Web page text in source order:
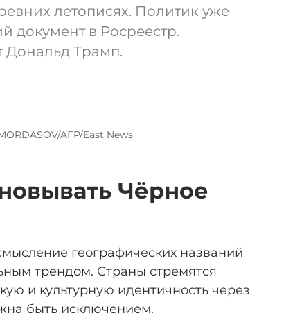
летописях. Политик уже
документ в Росреестр.
Дональд Трамп.
AFP/East News
Чёрное
географических названий
трендом. Страны стремятся
и культурную идентичность через
быть исключением.